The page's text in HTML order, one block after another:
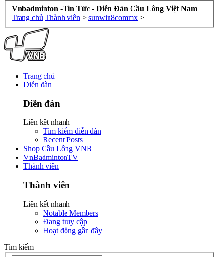
Vnbadminton -Tin Tức - Diễn Đàn Cầu Lông Việt Nam
Trang chủ Thành viên > sunwin8commx >
Trang chủ
Diễn đàn
Diễn đàn
Liên kết nhanh
Tìm kiếm diễn đàn
Recent Posts
Shop Cầu Lông VNB
VnBadmintonTV
Thành viên
Thành viên
Liên kết nhanh
Notable Members
Đang truy cập
Hoạt động gần đây
Tìm kiếm